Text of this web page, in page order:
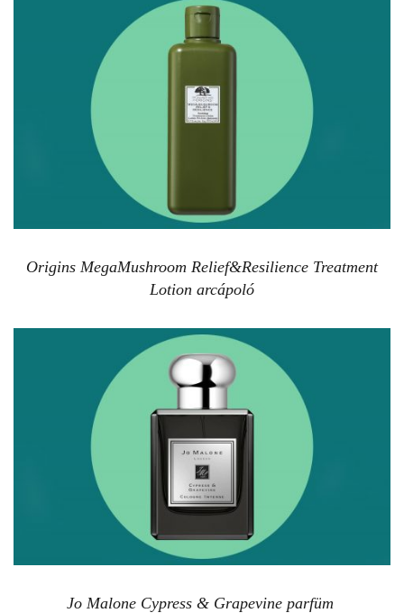
Origins MegaMushroom Relief&Resilience Treatment
Lotion arcápoló
Jo Malone Cypress & Grapevine parfüm